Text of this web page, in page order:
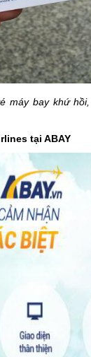
máy bay khứ
tại ABAY